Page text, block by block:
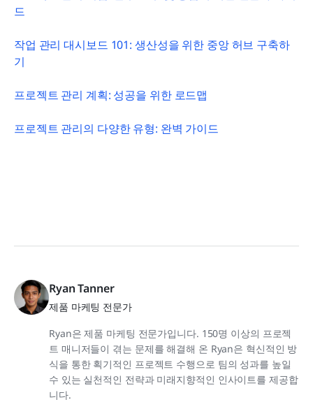
드
작업 관리 대시보드 101: 생산성을 위한 중앙 허브 구축하
기
프로젝트 관리 계획: 성공을 위한 로드맵
프로젝트 관리의 다양한 유형: 완벽 가이드
Ryan Tanner
제품 마케팅 전문가
Ryan은 제품 마케팅 전문가입니다. 150명 이상의 프로젝
트 매니저들이 겪는 문제를 해결해 온 Ryan은 혁신적인 방
식을 통한 획기적인 프로젝트 수행으로 팀의 성과를 높일
수 있는 실천적인 전략과 미래지향적인 인사이트를 제공합
니다.